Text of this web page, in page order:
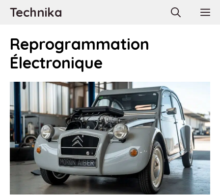
AllerTechnika
Reprogrammation
Électronique